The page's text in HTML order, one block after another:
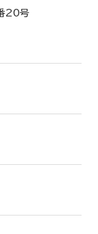
20号